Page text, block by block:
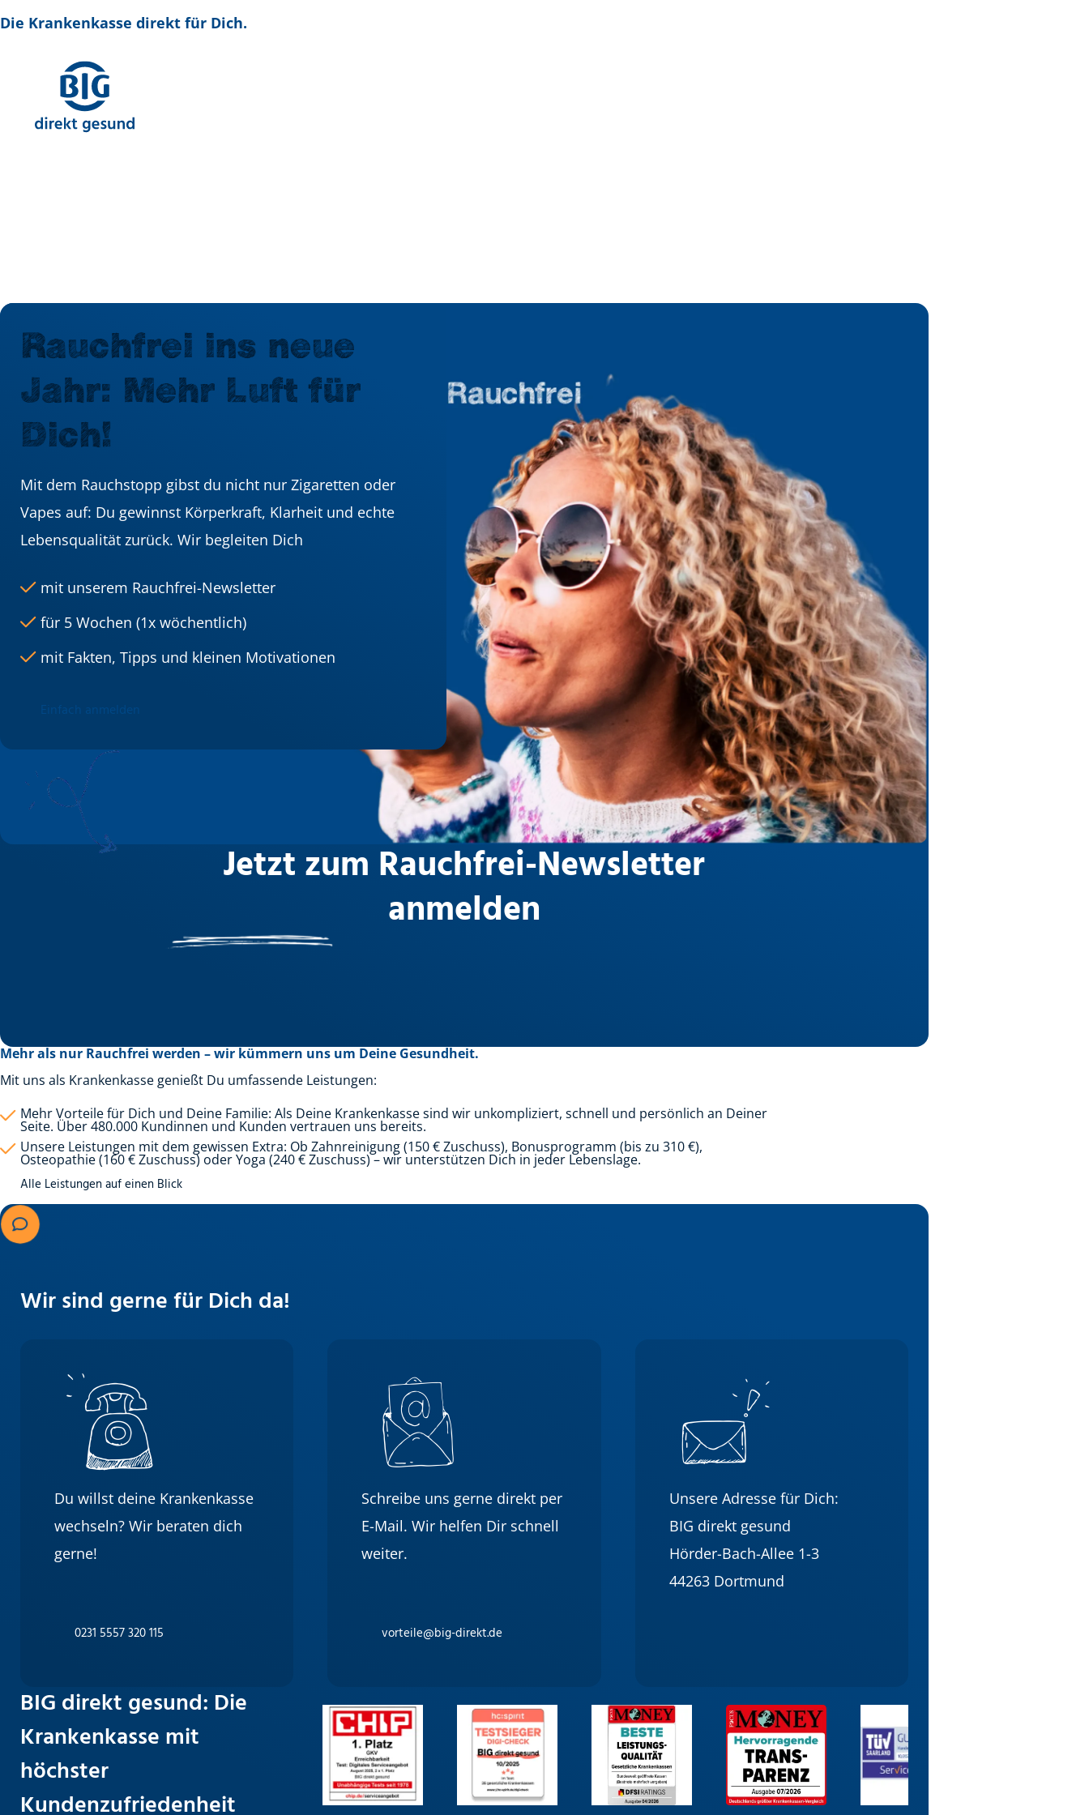
zum
Inhalt
Die Krankenkasse direkt für Dich.
Rauchfrei ins neue
Jahr: Mehr Luft für
Dich!
Mit dem Rauchstopp gibst du nicht nur Zigaretten oder
Vapes auf: Du gewinnst Körperkraft, Klarheit und echte
Lebensqualität zurück. Wir begleiten Dich
mit unserem Rauchfrei-Newsletter
für 5 Wochen (1x wöchentlich)
mit Fakten, Tipps und kleinen Motivationen
Einfach anmelden
Jetzt zum Rauchfrei-Newsletter
anmelden
Mehr als nur Rauchfrei werden – wir kümmern uns um Deine Gesundheit.
Mit uns als Krankenkasse genießt Du umfassende Leistungen:
Mehr Vorteile für Dich und Deine Familie: Als Deine Krankenkasse sind wir unkompliziert, schnell und persönlich an Deiner
Seite. Über 480.000 Kundinnen und Kunden vertrauen uns bereits.
Unsere Leistungen mit dem gewissen Extra: Ob Zahnreinigung (150 € Zuschuss), Bonusprogramm (bis zu 310 €),
Osteopathie (160 € Zuschuss) oder Yoga (240 € Zuschuss) – wir unterstützen Dich in jeder Lebenslage.
Alle Leistungen auf einen Blick
Wir sind gerne für Dich da!
Du willst deine Krankenkasse
wechseln? Wir beraten dich
gerne!
0231 5557 320 115
Schreibe uns gerne direkt per
E-Mail. Wir helfen Dir schnell
weiter.
vorteile@big-direkt.de
Unsere Adresse für Dich:
BIG direkt gesund
Hörder-Bach-Allee 1-3
44263 Dortmund
BIG direkt gesund: Die
Krankenkasse mit
höchster
Kundenzufriedenheit
Bild Bild Bild Bild